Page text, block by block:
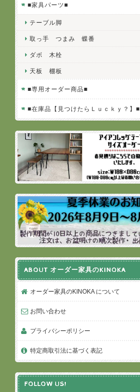
■家具パーツ■
テーブル脚
取っ手 つまみ 蝶番
ダボ 木栓
天板 棚板
■専用オーダー商品■
■在庫品【見つけたらＬｕｃｋｙ？】■
ABOUT オーダー家具のKINOKA
オーダー家具のKINOKA について
お問い合わせ
プライバシーポリシー
特定商取引法に基づく表記
FOLLOW US!